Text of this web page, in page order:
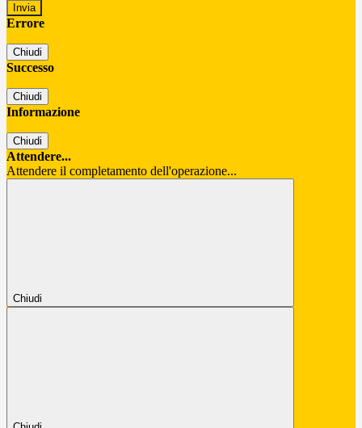
Errore
Chiudi
Successo
Chiudi
Informazione
Chiudi
Attendere...
Attendere il completamento dell'operazione...
Chiudi